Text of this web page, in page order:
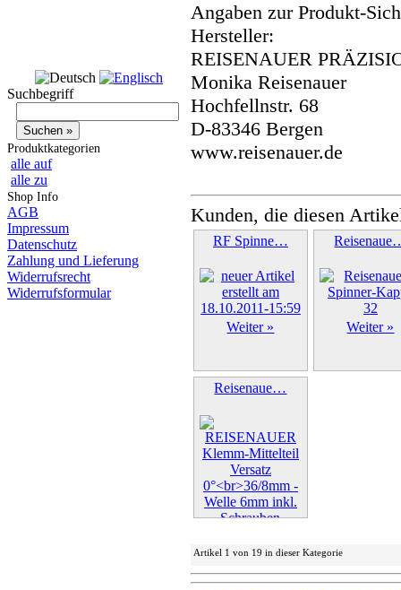
Suchbegriff
Produktkategorien
alle auf
alle zu
Shop Info
AGB
Impressum
Datenschutz
Zahlung und Lieferung
Widerrufsrecht
Widerrufsformular
Angaben zur Produkt-
Hersteller:
REISENAUER
Monika Reisenauer
Hochfellnstr. 68
D-83346 Bergen
www.reisenauer.de
Kunden, die diesen
RF Spinne…
Weiter » Weiter »
Reisenaue…
Artikel 1 von 19 in dieser Kategorie